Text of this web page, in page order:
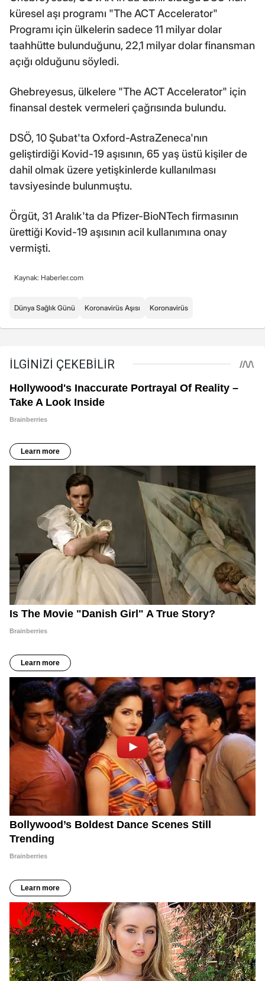
küresel aşı programı "The ACT Accelerator"
Programı için ülkelerin sadece 11 milyar dolar
taahhütte bulunduğunu, 22,1 milyar dolar finansman
açığı olduğunu söyledi.
Ghebreyesus, ülkelere "The ACT Accelerator" için
finansal destek vermeleri çağrısında bulundu.
DSÖ, 10 Şubat'ta Oxford-AstraZeneca'nın
geliştirdiği Kovid-19 aşısının, 65 yaş üstü kişiler de
dahil olmak üzere yetişkinlerde kullanılması
tavsiyesinde bulunmuştu.
Örgüt, 31 Aralık'ta da Pfizer-BioNTech firmasının
ürettiği Kovid-19 aşısının acil kullanımına onay
vermişti.
Kaynak: Haberler.com
Dünya Sağlık Günü Koronavirüs Aşısı Koronavirüs